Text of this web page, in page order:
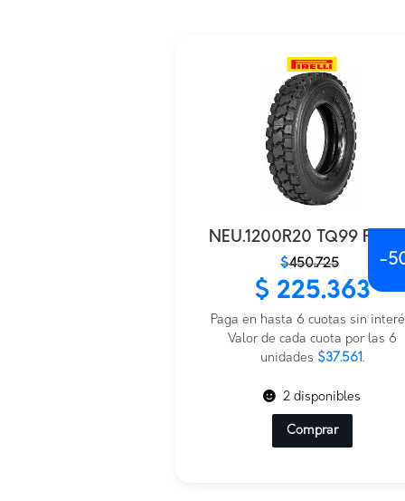
NEU.1200R20 TQ99
$450.725
era:
$450.725.
es:
$225.363.
$ 225.363
Paga en hasta 6 cuotas sin
Valor de cada cuota por las 6
unidades $37.561.
-
2 disponibles
Comprar